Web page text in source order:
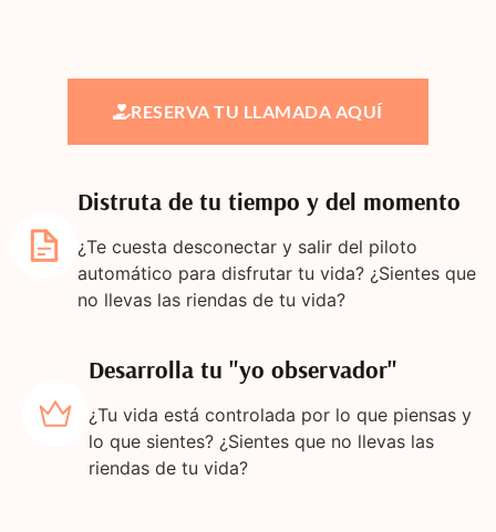
RESERVA TU LLAMADA AQUÍ
Distruta de tu tiempo y del momento
¿Te cuesta desconectar y salir del piloto
automático para disfrutar tu vida? ¿Sientes que
no llevas las riendas de tu vida?
Desarrolla tu "yo observador"
¿Tu vida está controlada por lo que piensas y
lo que sientes? ¿Sientes que no llevas las
riendas de tu vida?